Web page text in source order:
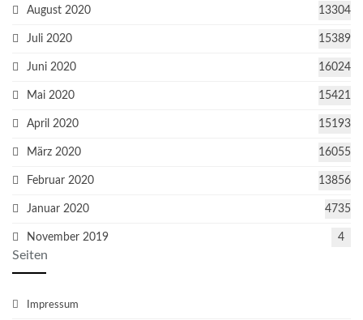
August 2020 13304
Juli 2020 15389
Juni 2020 16024
Mai 2020 15421
April 2020 15193
März 2020 16055
Februar 2020 13856
Januar 2020 4735
November 2019 4
Seiten
Impressum